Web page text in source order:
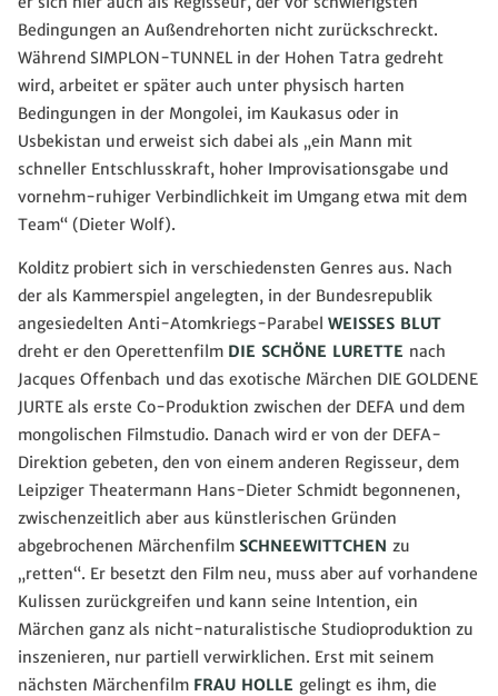
Bedingungen an Außendrehorten nicht zurückschreckt.
Während SIMPLON-TUNNEL in der Hohen Tatra gedreht
wird, arbeitet er später auch unter physisch harten
Bedingungen in der Mongolei, im Kaukasus oder in
Usbekistan und erweist sich dabei als „ein Mann mit
schneller Entschlusskraft, hoher Improvisationsgabe und
vornehm-ruhiger Verbindlichkeit im Umgang etwa mit dem
Team“ (Dieter Wolf).
Kolditz probiert sich in verschiedensten Genres aus. Nach
der als Kammerspiel angelegten, in der Bundesrepublik
angesiedelten Anti-Atomkriegs-Parabel WEISSES BLUT
dreht er den Operettenfilm DIE SCHÖNE LURETTE nach
Jacques Offenbach und das exotische Märchen DIE GOLDENE
JURTE als erste Co-Produktion zwischen der DEFA und dem
mongolischen Filmstudio. Danach wird er von der DEFA-
Direktion gebeten, den von einem anderen Regisseur, dem
Leipziger Theatermann Hans-Dieter Schmidt begonnenen,
zwischenzeitlich aber aus künstlerischen Gründen
abgebrochenen Märchenfilm SCHNEEWITTCHEN zu
„retten“. Er besetzt den Film neu, muss aber auf vorhandene
Kulissen zurückgreifen und kann seine Intention, ein
Märchen ganz als nicht-naturalistische Studioproduktion zu
inszenieren, nur partiell verwirklichen. Erst mit seinem
nächsten Märchenfilm FRAU HOLLE gelingt es ihm, die